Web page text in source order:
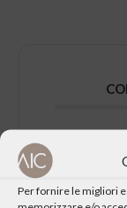
Per fornire le migliori